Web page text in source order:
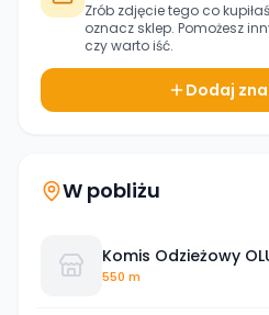
Zrób zdjęcie tego co
oznacz sklep. Pomożesz
czy warto iść.
Dodaj
W pobliżu
Komis Odzieżowy
550 m